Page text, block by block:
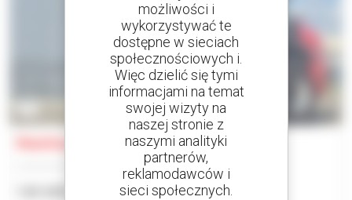
Manitou MLA-T 533-145 V+ - ST5
możliwości i
wykorzystywać te
dostępne w sieciach
społecznościowych i.
Więc dzielić się tymi
informacjami na temat
swojej wizyty na
naszej stronie z
naszymi analityki
partnerów,
reklamodawców i
sieci społecznych.